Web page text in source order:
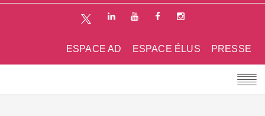
PRESSE
ESPACE ÉLUS
ESPACE AD